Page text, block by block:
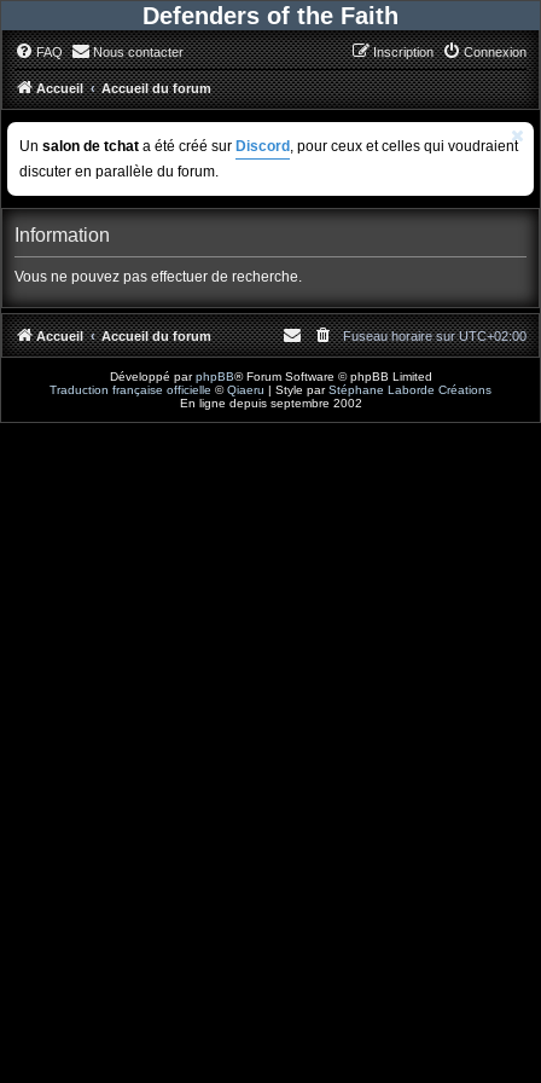
Defenders of the Faith
FAQ Nous contacter Connexion
Inscription
Accueil Accueil du forum
Un salon de tchat a été créé sur Discord , pour ceux et celles qui voudraient
discuter en parallèle du forum.
Information
Vous ne pouvez pas effectuer de recherche.
Accueil Accueil du forum Fuseau horaire surUTC+02:00
Développé parphpBB® Forum Software © phpBB Limited
Traduction française officielle ©Qiaeru | Style parStéphane Laborde Créations
En ligne depuis septembre 2002